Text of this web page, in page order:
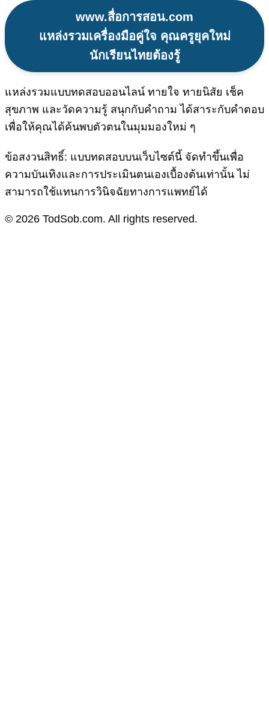
www.สื่อการสอน.com
แหล่งรวมเครื่องมือคู่ใจ คุณครูยุคใหม่
นักเรียนไทยต้องรู้
แหล่งรวมแบบทดสอบออนไลน์ ทายใจ ทายนิสัย เช็ค
สุขภาพ และวัดความรู้ สนุกกับคำถาม ได้สาระกับคำตอบ
เพื่อให้คุณได้ค้นพบตัวตนในมุมมองใหม่ ๆ
ข้อสงวนสิทธิ์: แบบทดสอบบนเว็บไซต์นี้ จัดทำขึ้นเพื่อ
ความบันเทิงและการประเมินตนเองเบื้องต้นเท่านั้น ไม่
สามารถใช้แทนการวินิจฉัยทางการแพทย์ได้
© 2026 TodSob.com. All rights reserved.